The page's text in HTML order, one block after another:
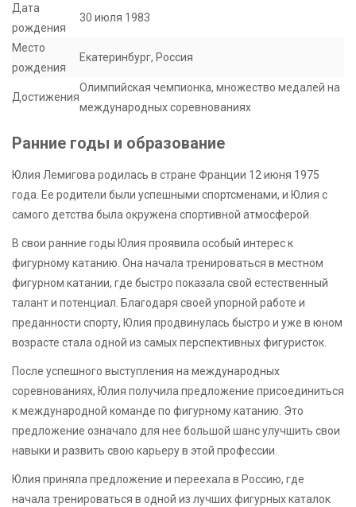
Дата
рождения
30 июля 1983
Место
рождения
Екатеринбург, Россия
Достижения
Олимпийская чемпионка, множество медалей на
международных соревнованиях
Ранние годы и образование
Юлия Лемигова родилась в стране Франции 12 июня 1975
года. Ее родители были успешными спортсменами, и Юлия с
самого детства была окружена спортивной атмосферой.
В свои ранние годы Юлия проявила особый интерес к
фигурному катанию. Она начала тренироваться в местном
фигурном катании, где быстро показала свой естественный
талант и потенциал. Благодаря своей упорной работе и
преданности спорту, Юлия продвинулась быстро и уже в юном
возрасте стала одной из самых перспективных фигуристок.
После успешного выступления на международных
соревнованиях, Юлия получила предложение присоединиться
к международной команде по фигурному катанию. Это
предложение означало для нее большой шанс улучшить свои
навыки и развить свою карьеру в этой профессии.
Юлия приняла предложение и переехала в Россию, где
начала тренироваться в одной из лучших фигурных каталок